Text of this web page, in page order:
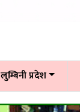
लुम्बिनी प्रदेश